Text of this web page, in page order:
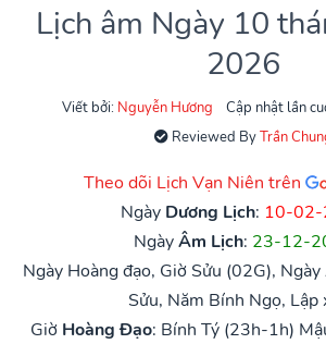
Lịch âm Ngày 10
2026
Viết bởi: Nguyễn Hương
Cập nhật lần
Reviewed ByTrần
Theo dõi Lịch Vạn Niên trên
Ngày Dương Lịch: 10-
NgàyÂm Lịch: 23-12-
Ngày Hoàng đạo, Giờ Sửu (02G),
Sửu, Năm Bính Ngọ, Lập
Giờ Hoàng Đạo: Bính Tý (23h-1h)